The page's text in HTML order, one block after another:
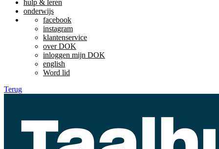
hulp & leren
onderwijs
facebook
instagram
klantenservice
over DOK
inloggen mijn DOK
english
Word lid
Terug